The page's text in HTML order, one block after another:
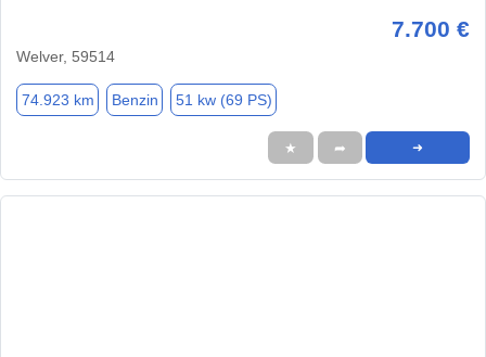
7.700 €
Welver, 59514
74.923 km Benzin 51 kw (69 PS)
★ ➦ ➜